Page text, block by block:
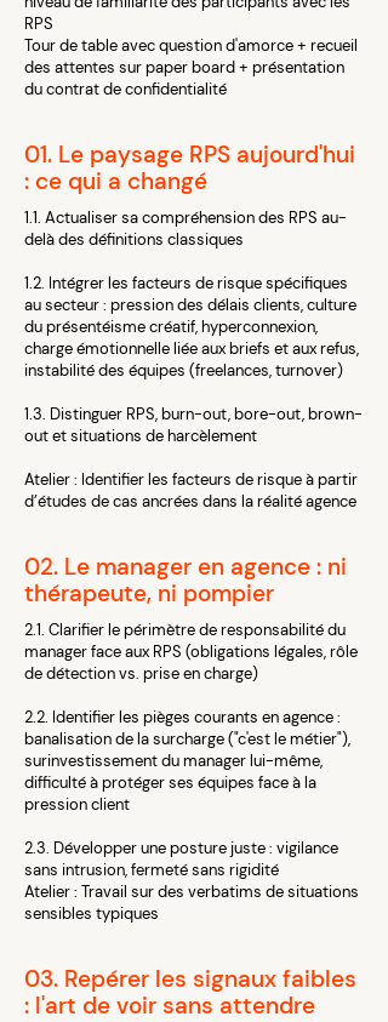
RPS
Tour de table avec question d'amorce + recueil
des attentes sur paper board + présentation
du contrat de confidentialité
01. Le paysage RPS aujourd'hui
: ce qui a changé
1.1. Actualiser sa compréhension des RPS au-
delà des définitions classiques
1.2. Intégrer les facteurs de risque spécifiques
au secteur : pression des délais clients, culture
du présentéisme créatif, hyperconnexion,
charge émotionnelle liée aux briefs et aux refus,
instabilité des équipes (freelances, turnover)
1.3. Distinguer RPS, burn-out, bore-out, brown-
out et situations de harcèlement
Atelier : Identifier les facteurs de risque à partir
d’études de cas ancrées dans la réalité agence
02. Le manager en agence : ni
thérapeute, ni pompier
2.1. Clarifier le périmètre de responsabilité du
manager face aux RPS (obligations légales, rôle
de détection vs. prise en charge)
2.2. Identifier les pièges courants en agence :
banalisation de la surcharge ("c'est le métier"),
surinvestissement du manager lui-même,
difficulté à protéger ses équipes face à la
pression client
2.3. Développer une posture juste : vigilance
sans intrusion, fermeté sans rigidité
Atelier : Travail sur des verbatims de situations
sensibles typiques
03. Repérer les signaux faibles
: l'art de voir sans attendre